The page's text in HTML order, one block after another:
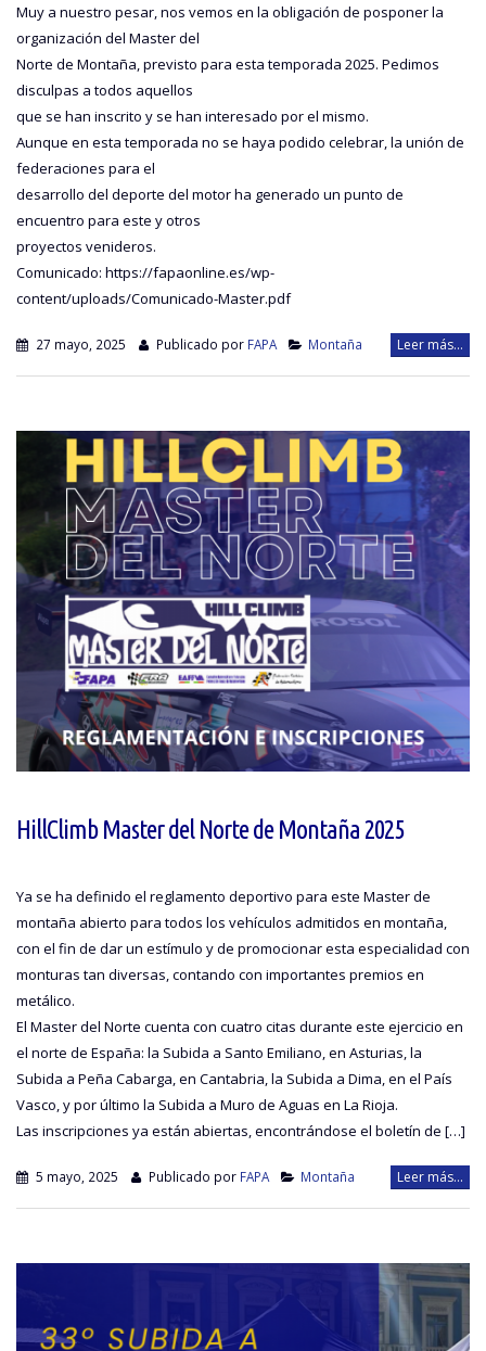
Muy a nuestro pesar, nos vemos en la obligación de posponer la
organización del Master del
Norte de Montaña, previsto para esta temporada 2025. Pedimos
disculpas a todos aquellos
que se han inscrito y se han interesado por el mismo.
Aunque en esta temporada no se haya podido celebrar, la unión de
federaciones para el
desarrollo del deporte del motor ha generado un punto de
encuentro para este y otros
proyectos venideros.
Comunicado: https://fapaonline.es/wp-
content/uploads/Comunicado-Master.pdf
27 mayo, 2025 Publicado por FAPA Montaña Leer más...
HillClimb Master del Norte de Montaña 2025
Ya se ha definido el reglamento deportivo para este Master de
montaña abierto para todos los vehículos admitidos en montaña,
con el fin de dar un estímulo y de promocionar esta especialidad con
monturas tan diversas, contando con importantes premios en
metálico.
El Master del Norte cuenta con cuatro citas durante este ejercicio en
el norte de España: la Subida a Santo Emiliano, en Asturias, la
Subida a Peña Cabarga, en Cantabria, la Subida a Dima, en el País
Vasco, y por último la Subida a Muro de Aguas en La Rioja.
Las inscripciones ya están abiertas, encontrándose el boletín de […]
5 mayo, 2025 Publicado por FAPA Montaña Leer más...